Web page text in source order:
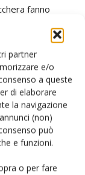
partner
e/o
a queste
di elaborare
la navigazione
(non)
può
e funzioni.
o per fare
fanno
più difficili si
anche campi
sufficiente.
piccole
sarebbe
un T5 assai
delle ruote